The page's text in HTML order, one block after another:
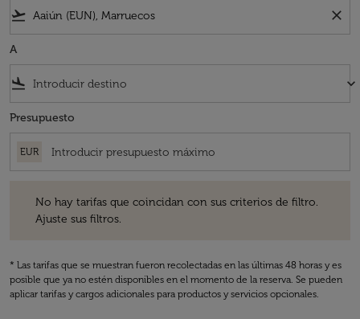
flight_takeoff close
A
flight_land keyboard_arrow_down
Presupuesto
EUR
No hay tarifas que coincidan con sus criterios de filtro.
Ajuste sus filtros.
* Las tarifas que se muestran fueron recolectadas en las últimas 48 horas y es
posible que ya no estén disponibles en el momento de la reserva. Se pueden
aplicar tarifas y cargos adicionales para productos y servicios opcionales.